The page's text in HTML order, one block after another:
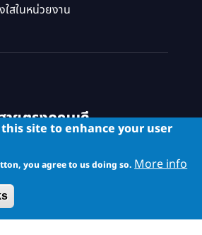
ใสในหน่วยงาน
ายตรงคณบดี
site to enhance your user
you agree to us doing so. More info